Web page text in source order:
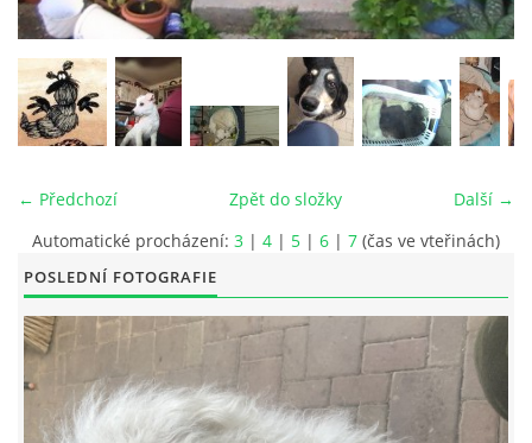
© 2026 eStránky.cz | Aktualizováno: 26. 6. 2026| Nahoru ↑
← Předchozí Další →
Zpět do složky
Automatické procházení: 3 | 4 | 5 | 6 | 7 (čas ve vteřinách)
POSLEDNÍ FOTOGRAFIE